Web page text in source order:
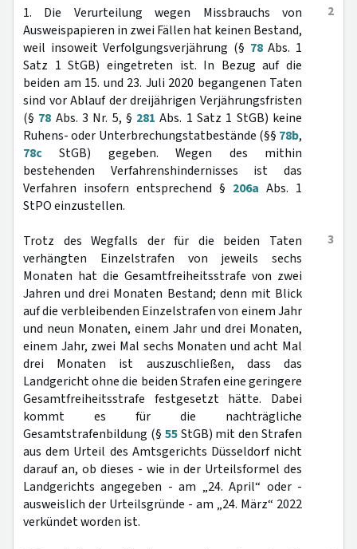
2
1. Die Verurteilung wegen Missbrauchs von
Ausweispapieren in zwei Fällen hat keinen Bestand,
weil insoweit Verfolgungsverjährung (§ 78Abs. 1
Satz 1 StGB) eingetreten ist. In Bezug auf die
beiden am 15. und 23. Juli 2020 begangenen Taten
sind vor Ablauf der dreijährigen Verjährungsfristen
(§ 78 Abs. 3 Nr. 5, § 281 Abs. 1 Satz 1 StGB) keine
Ruhens- oder Unterbrechungstatbestände (§§ 78b,
78c StGB) gegeben. Wegen des mithin
bestehenden Verfahrenshindernisses ist das
Verfahren insofern entsprechend § 206a Abs. 1
StPO einzustellen.
3
Trotz des Wegfalls der für die beiden Taten
verhängten Einzelstrafen von jeweils sechs
Monaten hat die Gesamtfreiheitsstrafe von zwei
Jahren und drei Monaten Bestand; denn mit Blick
auf die verbleibenden Einzelstrafen von einem Jahr
und neun Monaten, einem Jahr und drei Monaten,
einem Jahr, zwei Mal sechs Monaten und acht Mal
drei Monaten ist auszuschließen, dass das
Landgericht ohne die beiden Strafen eine geringere
Gesamtfreiheitsstrafe festgesetzt hätte. Dabei
kommt es für die nachträgliche
Gesamtstrafenbildung (§ 55StGB) mit den Strafen
aus dem Urteil des Amtsgerichts Düsseldorf nicht
darauf an, ob dieses - wie in der Urteilsformel des
Landgerichts angegeben - am „24. April“ oder -
ausweislich der Urteilsgründe - am „24. März“ 2022
verkündet worden ist.